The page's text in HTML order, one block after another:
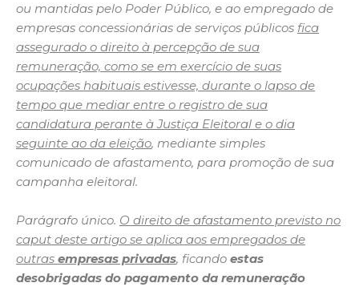
ou mantidas pelo Poder Público, e ao empregado de
empresas concessionárias de serviços públicos fica
assegurado o direito à percepção de sua
remuneração, como se em exercício de suas
ocupações habituais estivesse, durante o lapso de
tempo que mediar entre o registro de sua
candidatura perante à Justiça Eleitoral e o dia
seguinte ao da eleição, mediante simples
comunicado de afastamento, para promoção de sua
campanha eleitoral.
Parágrafo único. O direito de afastamento previsto no
caput deste artigo se aplica aos empregados de
outras empresas privadas, ficando estas
desobrigadas do pagamento da remuneração